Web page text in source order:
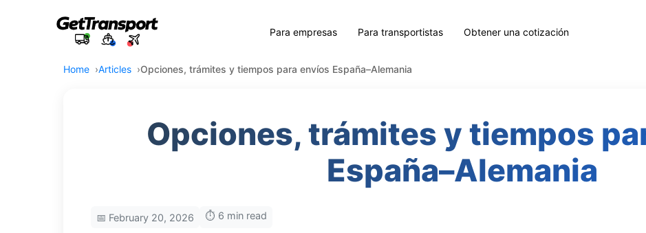
Para empresas Para transportistas Obtener una cotización
Home Articles Opciones, trámites y tiempos para envíos España–Alemania
Opciones, trámites y tiempos
España–Alemania
📅 February 20, 2026 ⏱️ 6 min read